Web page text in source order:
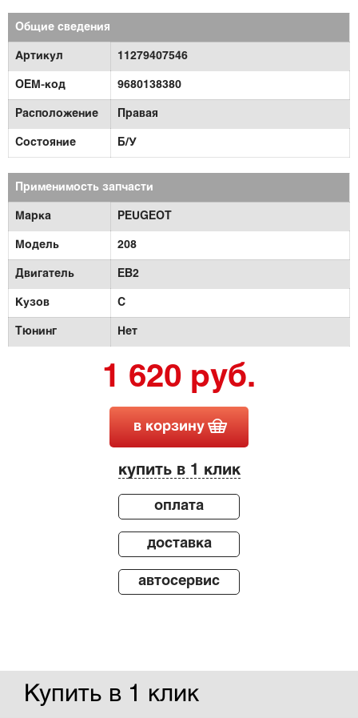
Общие сведения
Артикул 11279407546
OEM-код 9680138380
Расположение Правая
Состояние Б/У
Применимость запчасти
Марка PEUGEOT
Модель 208
Двигатель EB2
Кузов C
Тюнинг Нет
1 620 руб.
в корзину
купить в 1 клик
оплата
доставка
автосервис
Купить в 1 клик